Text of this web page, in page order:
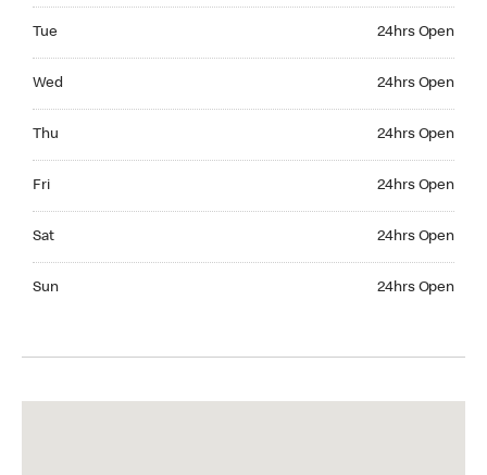
Tue 24hrs Open
Wed 24hrs Open
Thu 24hrs Open
Fri 24hrs Open
Sat 24hrs Open
Sun 24hrs Open